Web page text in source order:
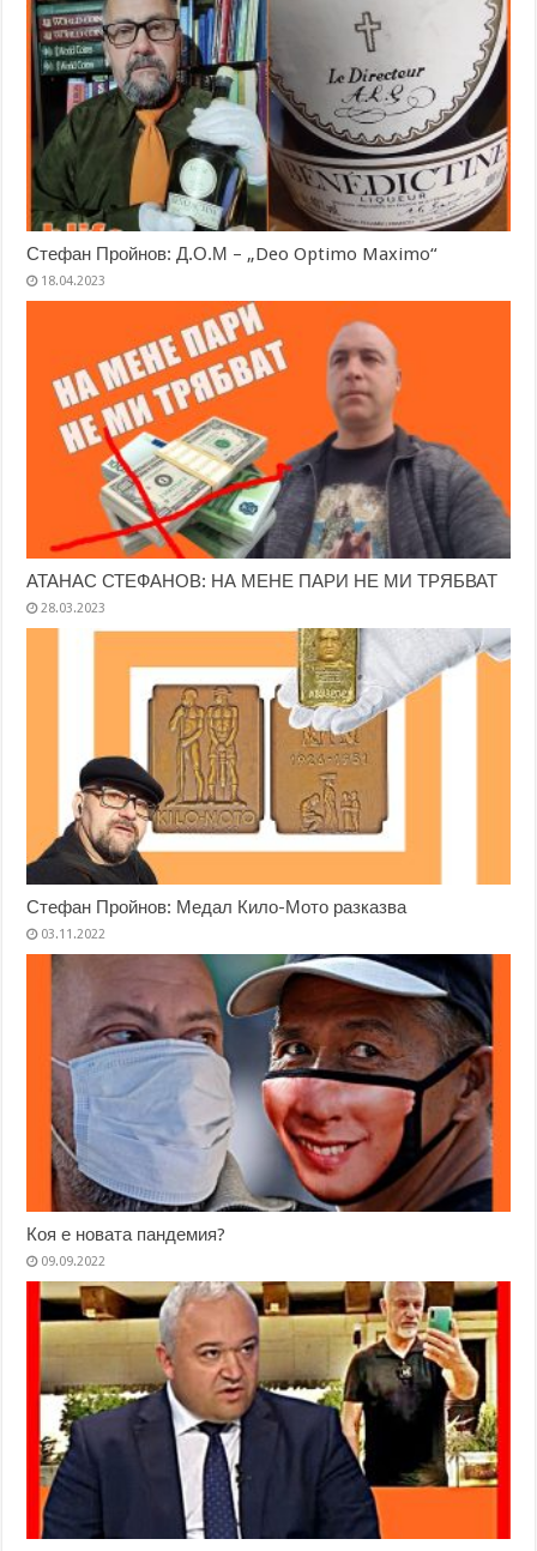
Стефан Пройнов: Д.О.М – „Deo Optimo Maximo“
18.04.2023
АТАНАС СТЕФАНОВ: НА МЕНЕ ПАРИ НЕ МИ ТРЯБВАТ
28.03.2023
Стефан Пройнов: Медал Кило-Мото разказва
03.11.2022
Коя е новата пандемия?
09.09.2022